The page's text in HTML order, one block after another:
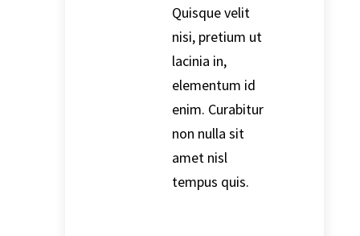
Quisque velit
nisi, pretium ut
lacinia in,
elementum id
enim. Curabitur
non nulla sit
amet nisl
tempus quis.